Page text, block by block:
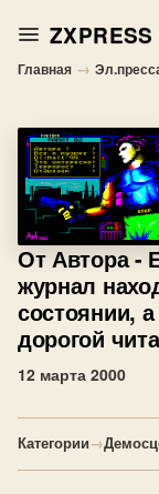
ZXPRESS
Главная →
От Автора-
журнал
состоянии,
дорогой
12 марта 2000
Категории→